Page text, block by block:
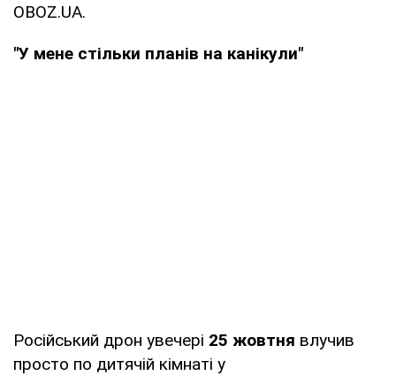
OBOZ.UA.
"У мене стільки планів на канікули"
Російський дрон увечері 25 жовтня влучив
просто по дитячій кімнаті у